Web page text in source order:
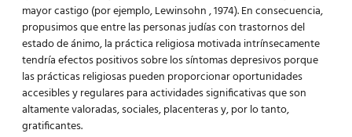
mayor castigo (por ejemplo, Lewinsohn , 1974). En consecuencia,
propusimos que entre las personas judías con trastornos del
estado de ánimo, la práctica religiosa motivada intrínsecamente
tendría efectos positivos sobre los síntomas depresivos porque
las prácticas religiosas pueden proporcionar oportunidades
accesibles y regulares para actividades significativas que son
altamente valoradas, sociales, placenteras y, por lo tanto,
gratificantes.